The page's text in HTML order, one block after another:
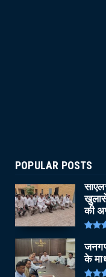
POPULAR POSTS
की
के